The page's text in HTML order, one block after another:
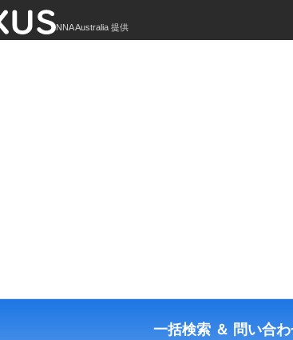
NNA Australia 提供
一括検索 ＆ 問い合わ